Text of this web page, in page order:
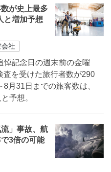
が史上最多
と増加予想
社
悼記念日の週末前の金曜
査を受けた旅行者数が290
月31日までの旅客数は、
予想。
」事故、航
3倍の可能